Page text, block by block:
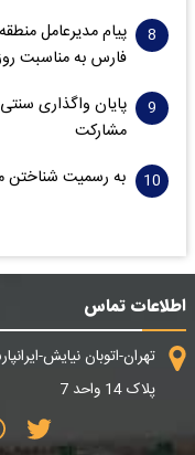
پیام مدیرعامل
فارس به مناسبت
پایان واگذاری‌
مشارکت
به رسمیت شناختن
اطلاعات تماس
تهران-اتوبان نیایش-
پلاک 14 واحد 7